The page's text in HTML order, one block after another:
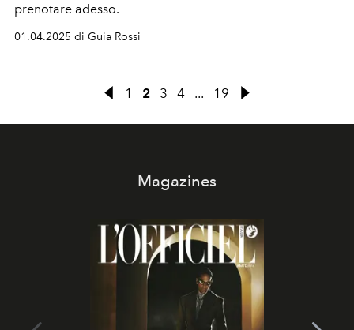
prenotare adesso.
01.04.2025 di Guia Rossi
1 2 3 4 ... 19
Magazines